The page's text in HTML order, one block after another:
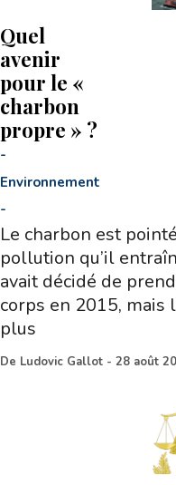
Quel
avenir
pour le «
charbon
propre » ?
-
Environnement
-
Le charbon est
pollution qu’il
avait décidé de
corps en 2015, mais
plus
De Ludovic Gallot - 28 août